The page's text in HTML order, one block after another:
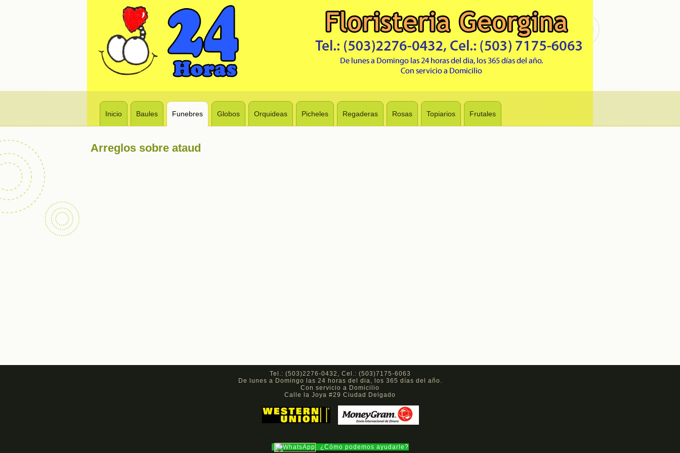
Inicio Baules Funebres Globos Orquideas Picheles Regaderas Rosas Topiarios Frutales
Arreglos sobre ataud
Tel.: (503)2276-0432, Cel.: (503)7175-6063
De lunes a Domingo las 24 horas del dia, los 365 días del año.
Con servicio a Domicilio
Calle la Joya #29 Ciudad Delgado
¿Cómo podemos ayudarle?